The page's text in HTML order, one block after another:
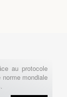
au protocole
mondiale